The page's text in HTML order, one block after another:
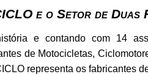
e o Setor de Duas
e contando com 14
de Motocicletas,
representa os fabricantes